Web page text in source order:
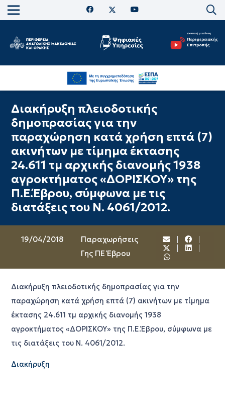
Διακήρυξη πλειοδοτικής
δημοπρασίας για την
παραχώρηση κατά χρήση επτά (7)
ακινήτων με τίμημα έκτασης
24.611 τμ αρχικής διανομής 1938
αγροκτήματος «ΔΟΡΙΣΚΟΥ» της
Π.Ε.Έβρου, σύμφωνα με τις
διατάξεις του Ν. 4061/2012.
19/04/2018
Παραχωρήσεις
Γης ΠΕ Έβρου
Διακήρυξη πλειοδοτικής δημοπρασίας για την
παραχώρηση κατά χρήση επτά (7) ακινήτων με τίμημα
έκτασης 24.611 τμ αρχικής διανομής 1938
αγροκτήματος «ΔΟΡΙΣΚΟΥ» της Π.Ε.Έβρου, σύμφωνα με
τις διατάξεις του Ν. 4061/2012.
Διακήρυξη